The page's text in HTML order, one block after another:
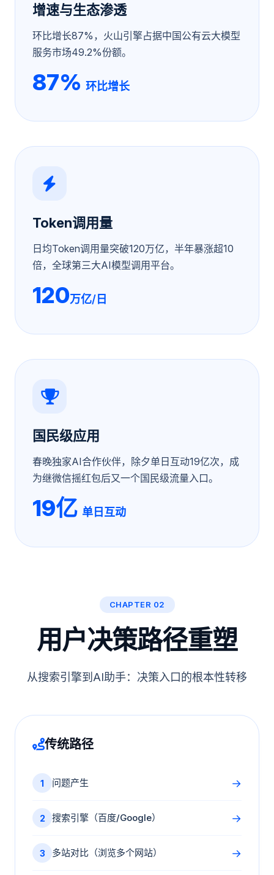
增速与生态渗透
环比增长87%，火山引擎占据中国公有云大模型
服务市场49.2%份额。
87% 环比增长
Token调用量
日均Token调用量突破120万亿，半年暴涨超10
倍，全球第三大AI模型调用平台。
120万亿/日
国民级应用
春晚独家AI合作伙伴，除夕单日互动19亿次，成
为继微信摇红包后又一个国民级流量入口。
19亿 单日互动
CHAPTER 02
用户决策路径重塑
从搜索引擎到AI助手：决策入口的根本性转移
传统路径
1 问题产生 →
2 搜索引擎（百度/Google） →
3 多站对比（浏览多个网站） →